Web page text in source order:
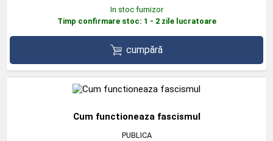
In stoc furnizor
Timp confirmare stoc: 1 - 2 zile lucratoare
cumpără
Cum functioneaza fascismul
PUBLICA